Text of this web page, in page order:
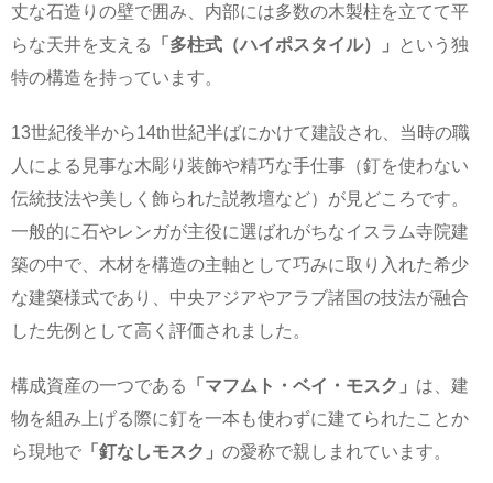
丈な石造りの壁で囲み、内部には多数の木製柱を立てて平
らな天井を支える
「多柱式（ハイポスタイル）」
という独
特の構造を持っています。
13世紀後半から14th世紀半ばにかけて建設され、当時の職
人による見事な木彫り装飾や精巧な手仕事（釘を使わない
伝統技法や美しく飾られた説教壇など）が見どころです。
一般的に石やレンガが主役に選ばれがちなイスラム寺院建
築の中で、木材を構造の主軸として巧みに取り入れた希少
な建築様式であり、中央アジアやアラブ諸国の技法が融合
した先例として高く評価されました。
構成資産の一つである 「マフムト・ベイ・モスク」 は、建
物を組み上げる際に釘を一本も使わずに建てられたことか
ら現地で 「釘なしモスク」 の愛称で親しまれています。